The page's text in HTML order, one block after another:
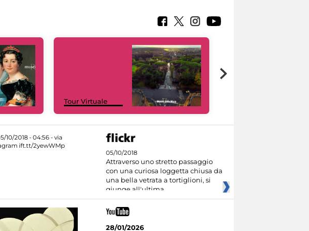
Tour Virtuale
05/10/2018
Attraverso uno stretto passaggio
con una curiosa loggetta chiusa da
una bella vetrata a tortiglioni, si
giunge all'ultima
28/01/2026